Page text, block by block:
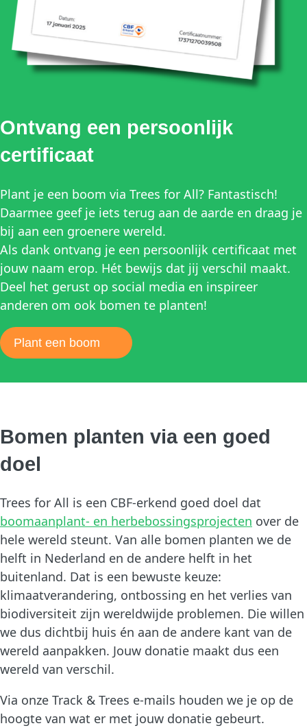
Ontvang een persoonlijk
certificaat
Plant je een boom via Trees for All? Fantastisch!
Daarmee geef je iets terug aan de aarde en draag je
bij aan een groenere wereld.
Als dank ontvang je een persoonlijk certificaat met
jouw naam erop. Hét bewijs dat jij verschil maakt.
Deel het gerust op social media en inspireer
anderen om ook bomen te planten!
Plant een boom
Bomen planten via een goed
doel
Trees for All is een CBF-erkend goed doel dat
boomaanplant- en herbebossingsprojecten over de
hele wereld steunt. Van alle bomen planten we de
helft in Nederland en de andere helft in het
buitenland. Dat is een bewuste keuze:
klimaatverandering, ontbossing en het verlies van
biodiversiteit zijn wereldwijde problemen. Die willen
we dus dichtbij huis én aan de andere kant van de
wereld aanpakken. Jouw donatie maakt dus een
wereld van verschil.
Via onze Track & Trees e-mails houden we je op de
hoogte van wat er met jouw donatie gebeurt.